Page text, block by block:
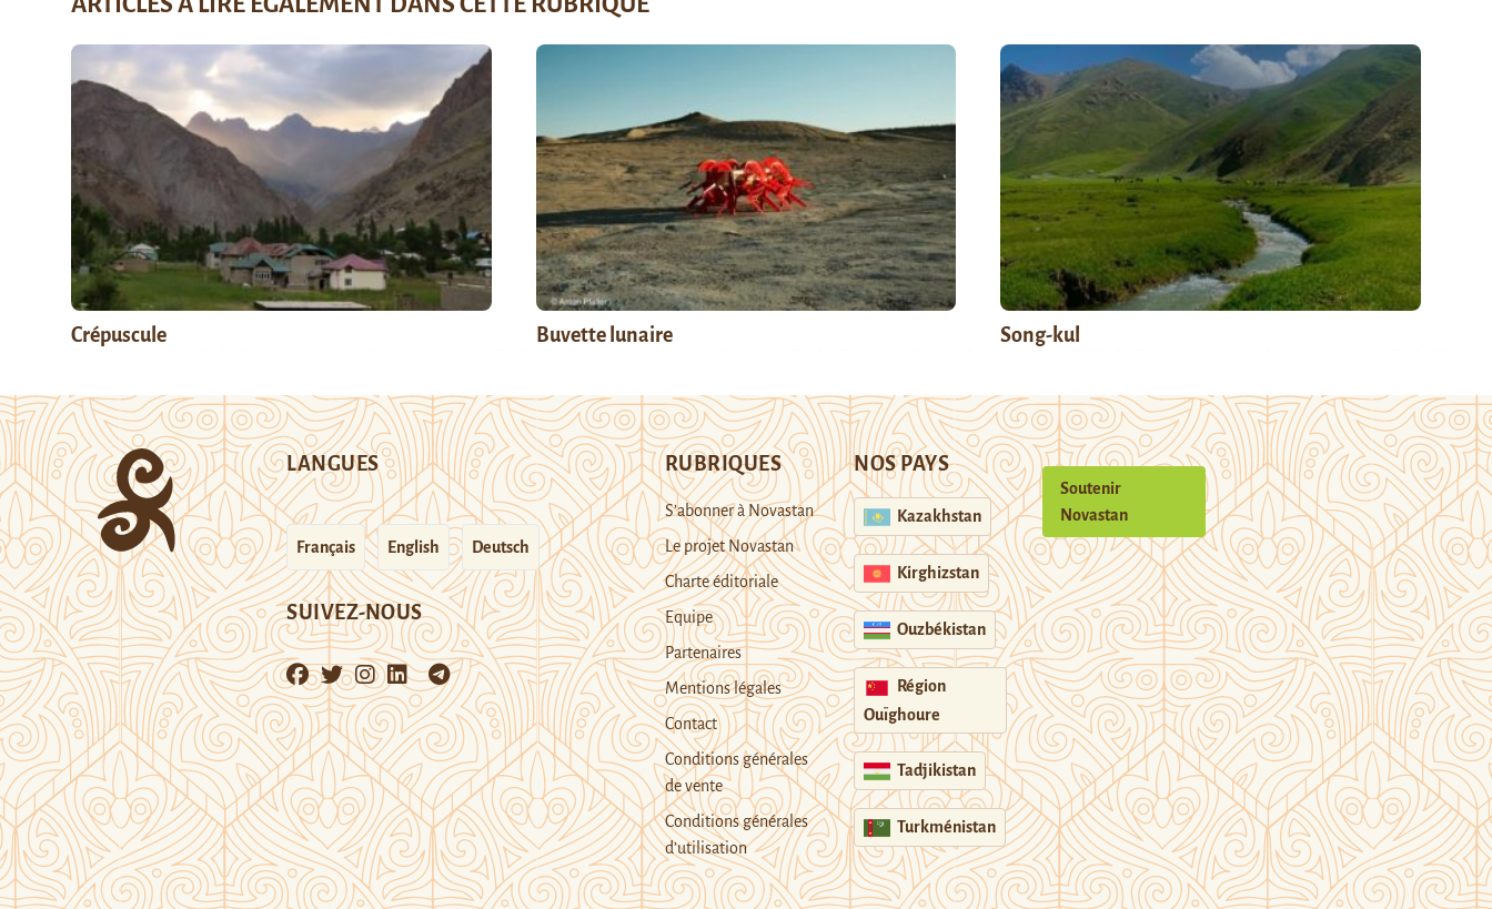
Crépuscule Buvette lunaire Song-kul
LANGUES
Français English Deutsch
SUIVEZ-NOUS
RUBRIQUES
S’abonner à Novastan
Le projet Novastan
Charte éditoriale
Equipe
Partenaires
Mentions légales
Contact
Conditions générales
de vente
Conditions générales
d’utilisation
NOS PAYS
Kazakhstan
Kirghizstan
Ouzbékistan
Région
Ouïghoure
Tadjikistan
Turkménistan
Soutenir
Novastan